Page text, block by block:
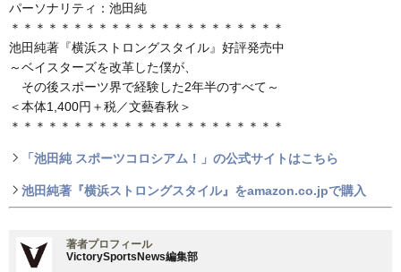
パーソナリティ：池田純
＊＊＊＊＊＊＊＊＊＊＊＊＊＊＊＊＊＊＊＊＊＊
池田純著『横浜ストロングスタイル』好評発売中
～ベイスターズを改革した僕が、
その後スポーツ界で経験した2年半のすべて～
＜本体1,400円＋税／文藝春秋＞
＊＊＊＊＊＊＊＊＊＊＊＊＊＊＊＊＊＊＊＊＊＊
「池田純 スポーツコロシアム！」の公式サイトはこちら
池田純著『横浜ストロングスタイル』をamazon.co.jpで購入
著者プロフィール
VictorySportsNews編集部